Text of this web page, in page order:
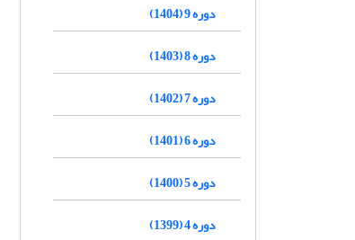
دوره 9 (1404)
دوره 8 (1403)
دوره 7 (1402)
دوره 6 (1401)
دوره 5 (1400)
دوره 4 (1399)